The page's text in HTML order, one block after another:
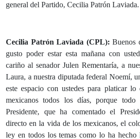
general del Partido, Cecilia Patrón Laviada.
Cecilia Patrón Laviada (CPL): Buenos
gusto poder estar esta mañana con
cariño al senador Julen Rementaría, a
Laura, a nuestra diputada federal Noemí,
este espacio con ustedes para platicar
mexicanos todos los días, porque
Presidente, que ha comentado el
directo en la vida de los mexicanos, el
ley en todos los temas como lo ha hecho